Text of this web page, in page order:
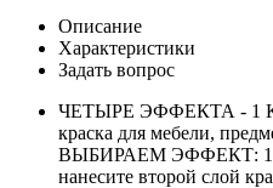
Описание
Характеристики
Задать вопрос
ЧЕТЫРЕ ЭФФЕКТА - 1
краска для мебели,
ВЫБИРАЕМ ЭФФЕКТ:
нанесите второй слой